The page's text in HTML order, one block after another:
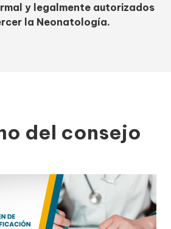
y legalmente autorizados
la Neonatología.
del consejo